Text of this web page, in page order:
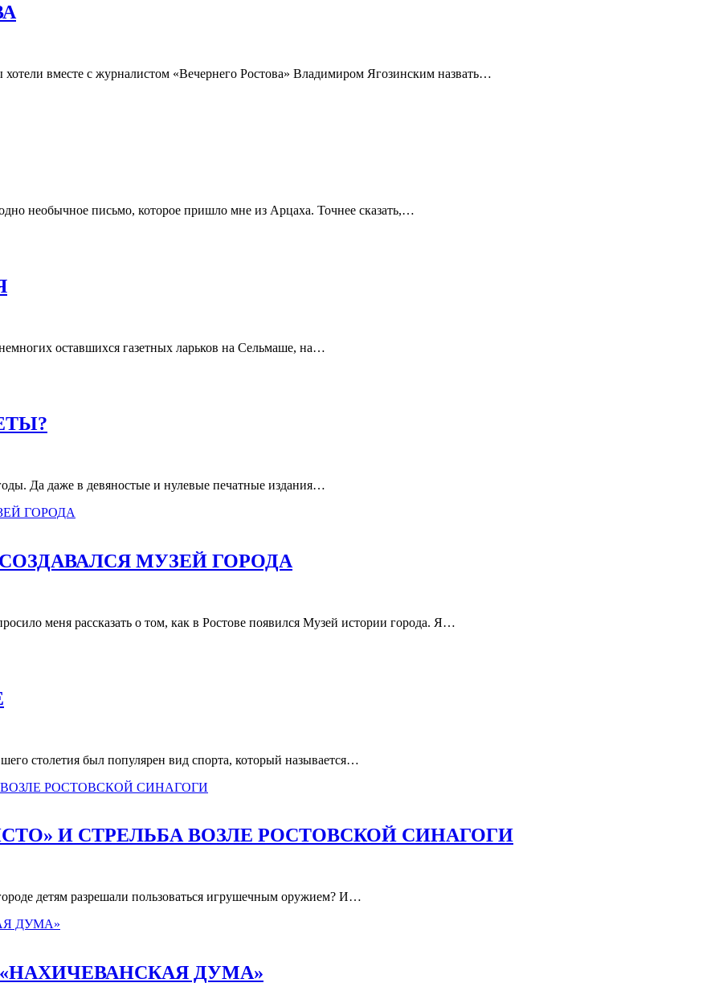
вместе с журналистом «Вечернего Ростова» Владимиром Ягозинским назвать…
необычное письмо, которое пришло мне из Арцаха. Точнее сказать,…
оставшихся газетных ларьков на Сельмаше, на…
Да даже в девяностые и нулевые печатные издания…
МУЗЕЙ ГОРОДА
меня рассказать о том, как в Ростове появился Музей истории города. Я…
столетия был популярен вид спорта, который называется…
И СТРЕЛЬБА ВОЗЛЕ РОСТОВСКОЙ СИНАГОГИ
детям разрешали пользоваться игрушечным оружием? И…
ДУМА»